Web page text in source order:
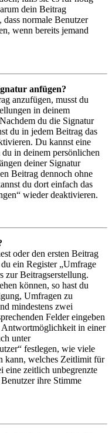
dein Beitrag
normale Benutzer
wenn bereits jemand
anfügen?
anzufügen, musst du
in deinem
du die Signatur
du in jedem Beitrag das
Du kannst eine
in deinem persönlichen
deiner Signatur
Beitrag dennoch ohne
du dort einfach das
wieder deaktivieren.
oder den ersten Beitrag
ein Register „Umfrage
zur Beitragserstellung.
können, so hast du
Umfragen zu
mindestens zwei
Felder eingeben
Antwortmöglichkeit in einer
unter
festlegen, wie viele
kann, welches Zeitlimit für
eine zeitlich unbegrenzte
ihre Stimme